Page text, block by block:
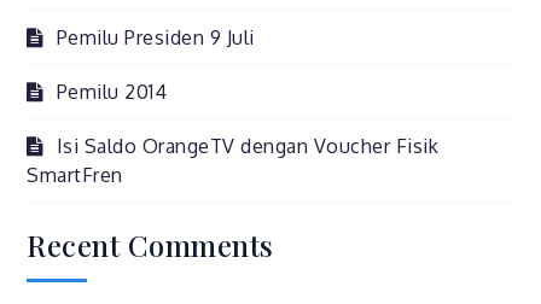
Pemilu Presiden 9 Juli
Pemilu 2014
Isi Saldo OrangeTV dengan Voucher Fisik
SmartFren
Recent Comments